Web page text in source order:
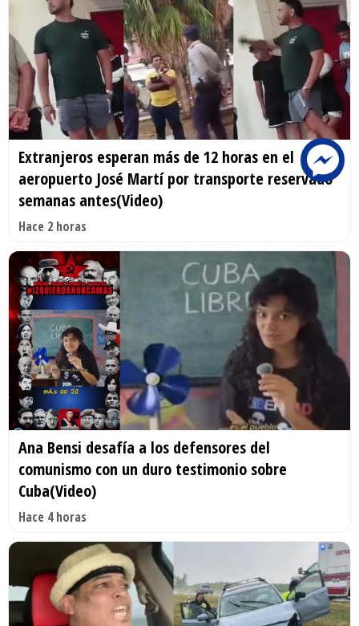
Extranjeros esperan más de 12 horas en el
aeropuerto José Martí por transporte reservado
semanas antes(Video)
Hace 2 horas
Ana Bensi desafía a los defensores del
comunismo con un duro testimonio sobre
Cuba(Video)
Hace 4 horas